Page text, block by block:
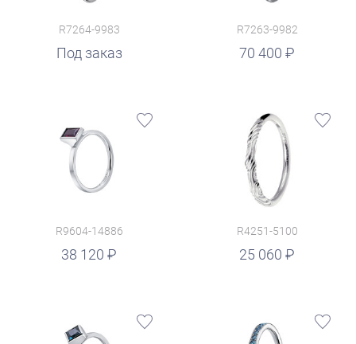
R7264-9983
Под заказ
R7263-9982
70 400
руб.
R9604-14886
38 120
R4251-5100
25 060